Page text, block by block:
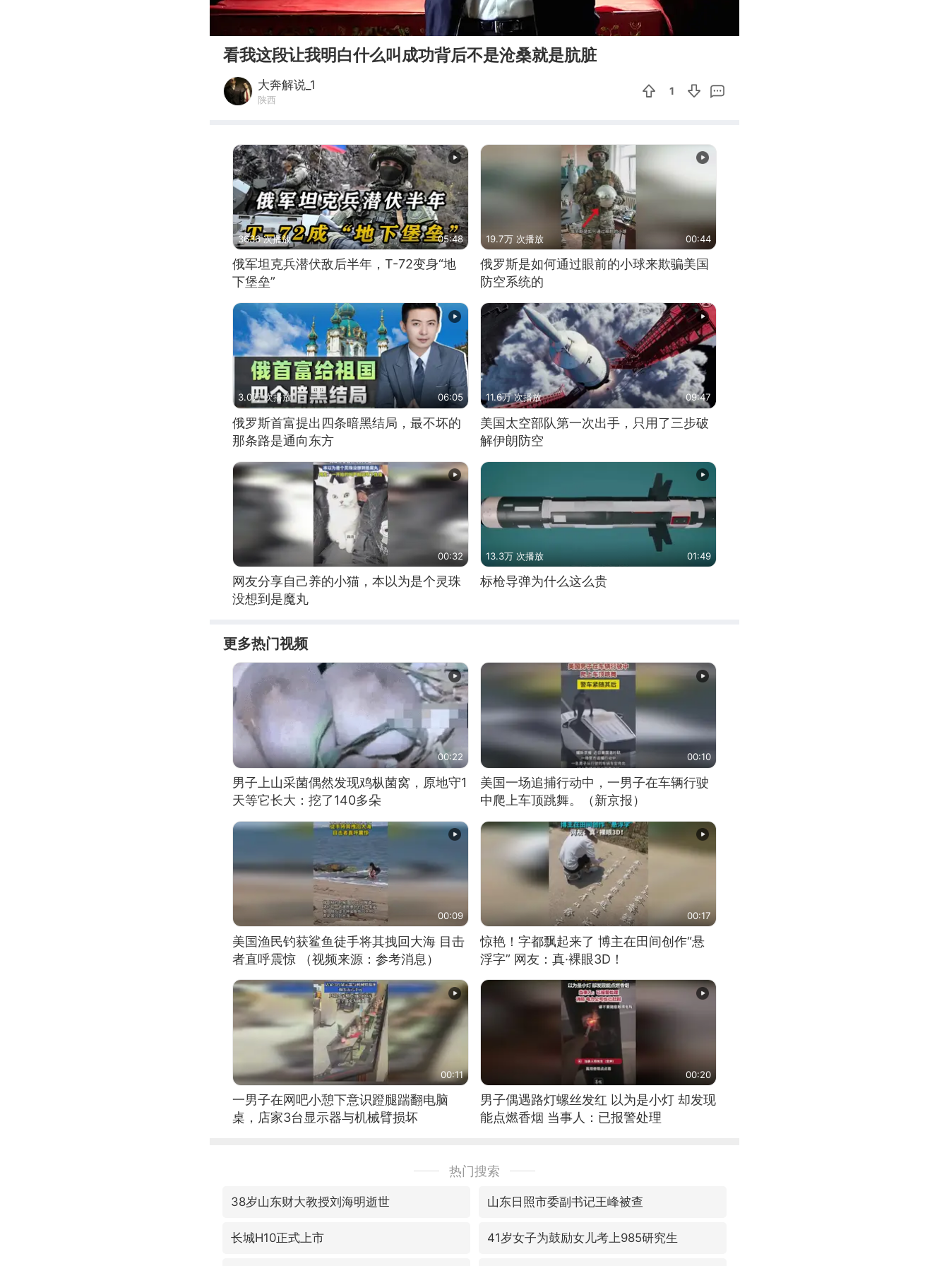
02:52
看我这段让我明白什么叫成功背后不是沧桑就是肮脏
大奔解说_1
陕西
1
3636 次播放 05:48
俄军坦克兵潜伏敌后半年，T-72变身“地
下堡垒”
19.7万 次播放 00:44
俄罗斯是如何通过眼前的小球来欺骗美国
防空系统的
3.0万 次播放 06:05
俄罗斯首富提出四条暗黑结局，最不坏的
那条路是通向东方
11.6万 次播放 09:47
美国太空部队第一次出手，只用了三步破
解伊朗防空
00:32
网友分享自己养的小猫，本以为是个灵珠
没想到是魔丸
13.3万 次播放 01:49
标枪导弹为什么这么贵
更多热门视频
00:22
男子上山采菌偶然发现鸡枞菌窝，原地守1
天等它长大：挖了140多朵
00:10
美国一场追捕行动中，一男子在车辆行驶
中爬上车顶跳舞。（新京报）
00:09
美国渔民钓获鲨鱼徒手将其拽回大海 目击
者直呼震惊 （视频来源：参考消息）
00:17
惊艳！字都飘起来了 博主在田间创作“悬
浮字” 网友：真·裸眼3D！
00:11
一男子在网吧小憩下意识蹬腿踹翻电脑
桌，店家3台显示器与机械臂损坏
00:20
男子偶遇路灯螺丝发红 以为是小灯 却发现
能点燃香烟 当事人：已报警处理
热门搜索
38岁山东财大教授刘海明逝世 山东日照市委副书记王峰被查
长城H10正式上市 41岁女子为鼓励女儿考上985研究生